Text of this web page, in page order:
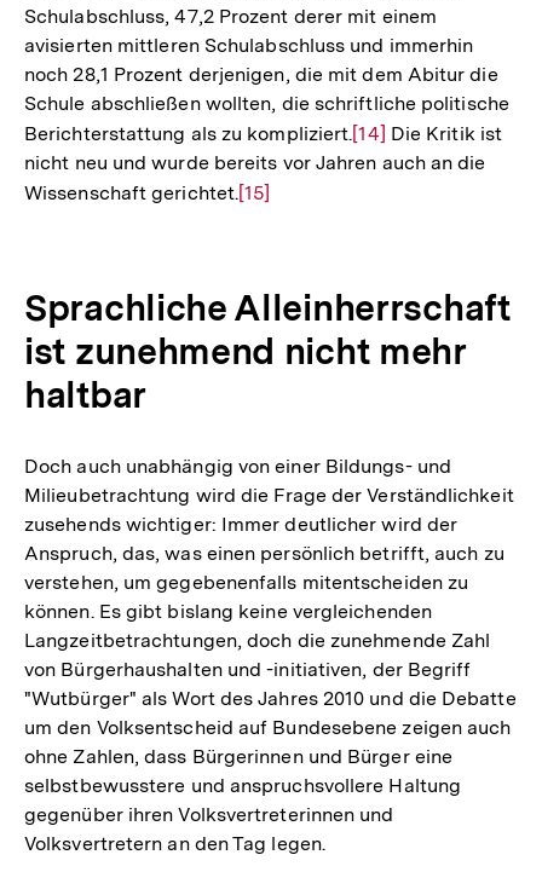
Schulabschluss, 47,2 Prozent derer mit einem
avisierten mittleren Schulabschluss und immerhin
noch 28,1 Prozent derjenigen, die mit dem Abitur die
Schule abschließen wollten, die schriftliche politische
Berichterstattung als zu kompliziert.Zur
Auflösung
[14] Die Kritik ist
nicht neu und wurde bereits vor Jahren auch an die
Wissenschaft gerichtet.Zur
[15]
Sprachliche Alleinherrschaft
ist zunehmend nicht mehr
haltbar
Doch auch unabhängig von einer Bildungs- und
Milieubetrachtung wird die Frage der Verständlichkeit
zusehends wichtiger: Immer deutlicher wird der
Anspruch, das, was einen persönlich betrifft, auch zu
verstehen, um gegebenenfalls mitentscheiden zu
können. Es gibt bislang keine vergleichenden
Langzeitbetrachtungen, doch die zunehmende Zahl
von Bürgerhaushalten und -initiativen, der Begriff
"Wutbürger" als Wort des Jahres 2010 und die Debatte
um den Volksentscheid auf Bundesebene zeigen auch
ohne Zahlen, dass Bürgerinnen und Bürger eine
selbstbewusstere und anspruchsvollere Haltung
gegenüber ihren Volksvertreterinnen und
Volksvertretern an den Tag legen.